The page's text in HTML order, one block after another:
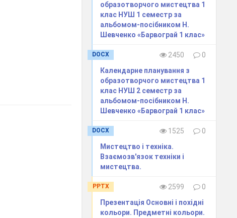
образотворчого мистецтва 1
клас НУШ 1 семестр за
альбомом-посібником Н.
Шевченко «Барвограй 1 клас»
DOCX 2450
0
Календарне планування з
образотворчого мистецтва 1
клас НУШ 2 семестр за
альбомом-посібником Н.
Шевченко «Барвограй 1 клас»
DOCX 1525
0
Мистецтво і техніка.
Взаємозв'язок техніки і
мистецтва.
PPTX 2599
0
Презентація Основні і похідні
кольори. Предметні кольори.